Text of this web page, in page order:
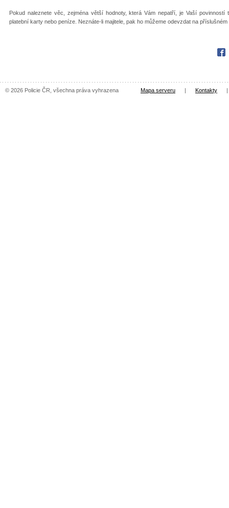
Pokud naleznete věc, zejména větší hodnoty, která Vám nepatří, je Vaší
platební karty nebo peníze. Neznáte-li majitele, pak ho můžeme odevzdat na
© 2026 Policie ČR, všechna práva vyhrazena Mapa serveru | Kontakty |